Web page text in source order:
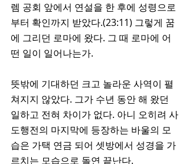
렘 공회 앞에서 연설을 한 후에 성령으로
부터 확인까지 받았다.(23:11) 그렇게 꿈
에 그리던 로마에 왔다. 그 때 로마에 어
떤 일이 일어나는가.
뜻밖에 기대하던 크고 놀라운 사역이 펼
쳐지지 않았다. 그가 수년 동안 해 왔던
일하고 전혀 차이가 없다. 아니 오히려 사
도행전의 마지막에 등장하는 바울의 모
습은 가택 연금 되어 셋방에서 성경을 가
르치는 모습으로 돌연 끝난다.